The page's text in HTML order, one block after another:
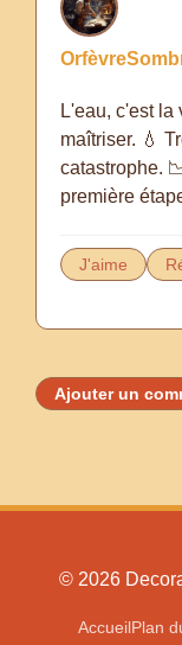
L'eau, c'est la
maîtriser. 💧
catastrophe.
première
J'aime
Ajouter un
© 2026
AccueilPlan